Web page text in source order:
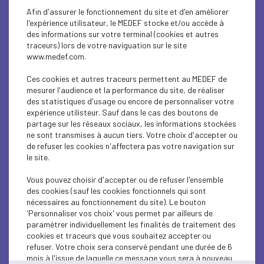
SOCIAL
What are the missions of a representative?
(FR)
Lire l'article
SOCIAL
What is a mandate? (FR)
Lire l'article
Afin d'assurer le fonctionnement du site et d'en améliorer
l'expérience utilisateur, le MEDEF stocke et/ou accède à
des informations sur votre terminal (cookies et autres
traceurs) lors de votre naviguation sur le site
www.medef.com.
Ces cookies et autres traceurs permettent au MEDEF de
mesurer l'audience et la performance du site, de réaliser
des statistiques d'usage ou encore de personnaliser votre
expérience utilisteur. Sauf dans le cas des boutons de
partage sur les réseaux sociaux, les informations stockées
ne sont transmises à aucun tiers. Votre choix d'accepter ou
de refuser les cookies n'affectera pas votre navigation sur
le site.
Vous pouvez choisir d'accepter ou de refuser l'ensemble
des cookies (sauf les cookies fonctionnels qui sont
nécessaires au fonctionnement du site). Le bouton
'Personnaliser vos choix' vous permet par ailleurs de
paramétrer individuellement les finalités de traitement des
cookies et traceurs que vous souhaitez accepter ou
refuser. Votre choix sera conservé pendant une durée de 6
mois à l'issue de laquelle ce message vous sera à nouveau